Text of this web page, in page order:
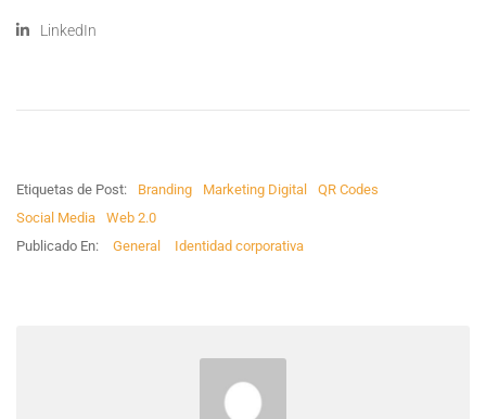
LinkedIn
Etiquetas de Post: Branding Marketing Digital
QR Codes
Social Media
Web 2.0
Publicado En:
General Identidad corporativa